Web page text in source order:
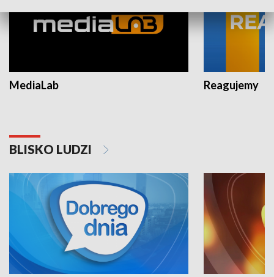
MediaLab Reagujemy
BLISKO LUDZI